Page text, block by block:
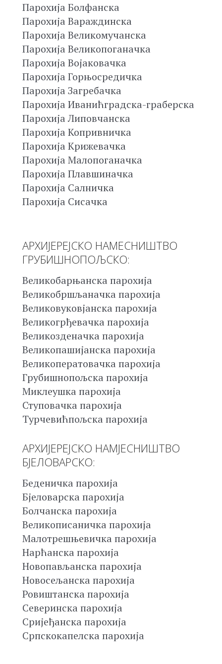
Парохија Болфанска
Парохија Вараждинска
Парохија Великомучанска
Парохија Великопоганачка
Парохија Војаковачка
Парохија Горњосредичка
Парохија Загребачка
Парохија Иванићградска-граберска
Парохија Липовчанска
Парохија Копривничка
Парохија Крижевачка
Парохија Малопоганачка
Парохија Плавшиначка
Парохија Салничка
Парохија Сисачка
АРХИЈЕРЕЈСКО НАМЕСНИШТВО
ГРУБИШНОПОЉСКО:
Великобарњанска парохија
Великобршљаначка парохија
Великовуковјанска парохија
Великогрђевачка парохија
Великозденачка парохија
Великопашијанска парохија
Великоператовачка парохија
Грубишнопољска парохија
Миклеушка парохија
Ступовачка парохија
Турчевићпољска парохија
АРХИЈЕРЕЈСКО НАМЈЕСНИШТВО
БЈЕЛОВАРСКО:
Беденичка парохија
Бјеловарска парохија
Болчанска парохија
Великописаничка парохија
Малотрешњевичка парохија
Нарћанска парохија
Новопављанска парохија
Новосељанска парохија
Ровиштанска парохија
Северинска парохија
Сријеђанска парохија
Српскокапелска парохија